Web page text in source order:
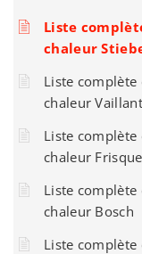
Liste
chaleur
Liste complète
chaleur Vaillant
Liste complète
chaleur
Liste complète
chaleur Bosch
Liste complète